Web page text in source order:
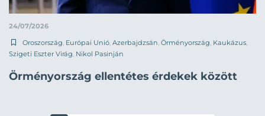
24/07/2026
Oroszország, Európai Unió, Azerbajdzsán, Örményország, Kaukázus,
Szigeti Eszter Virág, Nikol Pasinján
Örményország ellentétes érdekek között